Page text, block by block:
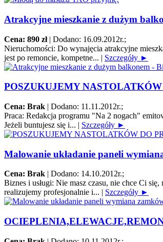
Atrakcyjne mieszkanie z dużym
Cena: 890 zł | Dodano: 16.09.2012r.;
Nieruchomości: Do wynajęcia atrakcyjne
jest po remoncie, kompetne... | Szczegóły ►
POSZUKUJEMY
Cena: Brak | Dodano: 11.11.2012r.;
Praca: Redakcja programu "Na 2 nogach"
Jeżeli buntujesz się i... | Szczegóły ►
Malowanie układanie paneli
Cena: Brak | Dodano: 14.10.2012r.;
Biznes i usługi: Nie masz czasu, nie chce Ci
realizujemy profesjonalnie i... | Szczegóły ►